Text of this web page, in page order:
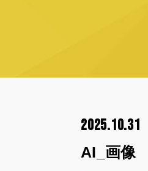
2025.10.31
AI_画像